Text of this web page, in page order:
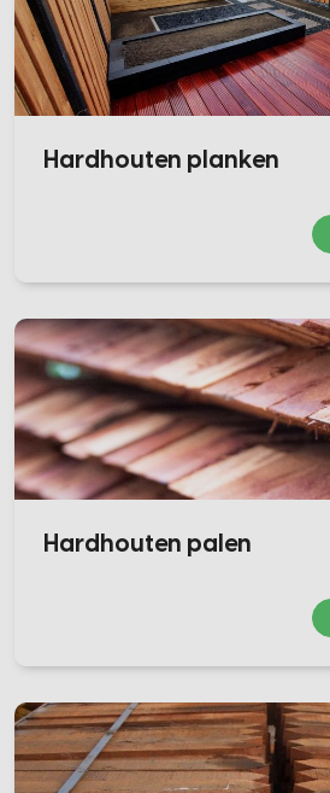
Hardhouten planken
Hardhouten palen